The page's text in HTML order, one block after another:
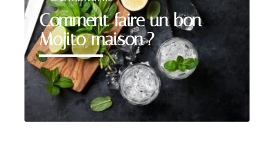
Comment faire un bon
Mojito maison ?